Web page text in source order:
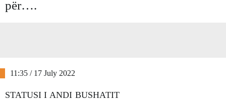
për….
11:35 / 17 July 2022
STATUSI I ANDI BUSHATIT